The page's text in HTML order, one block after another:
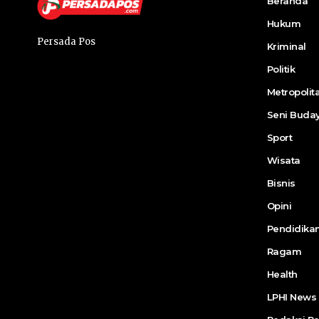
Persada Pos
Hukum
Kriminal
Politik
Seni
Sport
Wisata
Bisnis
Opini
Ragam
Health
LPHI News